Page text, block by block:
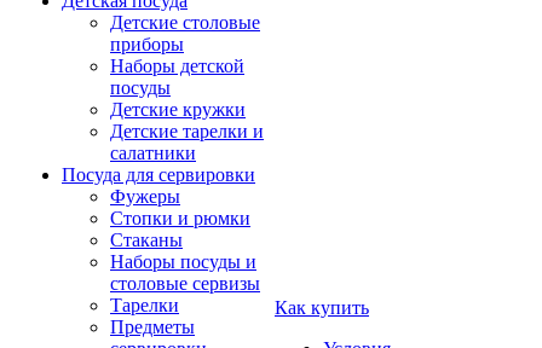
Детские столовые
приборы
Наборы детской
посуды
Детские кружки
Детские тарелки и
салатники
Посуда для сервировки
Фужеры
Стопки и рюмки
Стаканы
Наборы посуды и
столовые сервизы
Тарелки
Предметы
Как купить